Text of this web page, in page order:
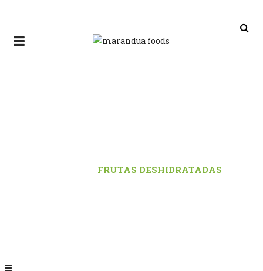
FRUTAS DESHIDRATADAS